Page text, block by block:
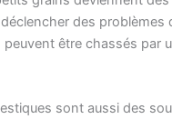
des problèmes
peuvent être chassés par
sont aussi des